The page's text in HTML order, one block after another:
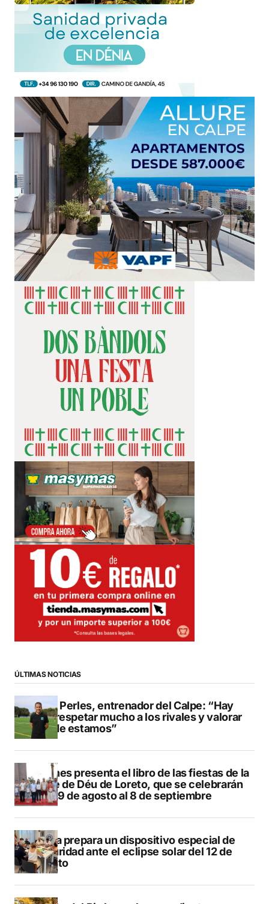
ÚLTIMAS NOTICIAS
Pere Perles, entrenador del Calpe: “Hay
que respetar mucho a los rivales y valorar
dónde estamos”
Duanes presenta el libro de las fiestas de la
Mare de Déu de Loreto, que se celebrarán
del 29 de agosto al 8 de septiembre
Xàbia prepara un dispositivo especial de
seguridad ante el eclipse solar del 12 de
agosto